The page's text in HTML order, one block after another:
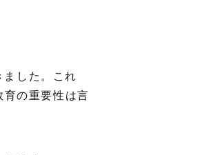
した。これ
の重要性は言